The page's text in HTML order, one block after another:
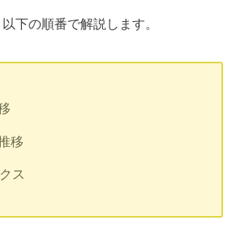
下の順番で解説します。
移
ス